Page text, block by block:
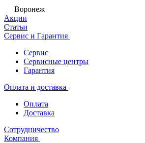
Воронеж
Акции
Статьи
Сервис и Гарантия
Сервис
Сервисные центры
Гарантия
Оплата и доставка
Оплата
Доставка
Сотрудничество
Компания